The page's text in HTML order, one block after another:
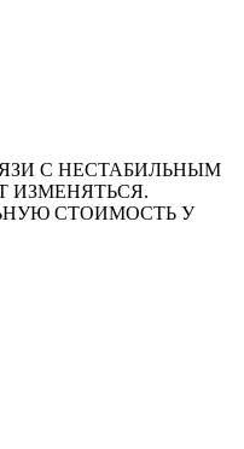
С НЕСТАБИЛЬНЫМ
ИЗМЕНЯТЬСЯ.
СТОИМОСТЬ У